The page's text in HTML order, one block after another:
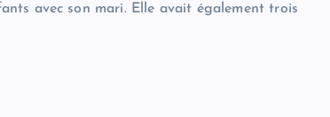
avec son mari. Elle avait également trois